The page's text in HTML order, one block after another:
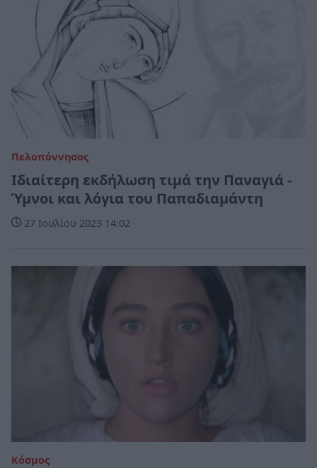
Πελοπόννησος
Ιδιαίτερη εκδήλωση τιμά την Παναγιά -
Ύμνοι και λόγια του Παπαδιαμάντη
27 Ιουλίου 2023 14:02
Κόσμος